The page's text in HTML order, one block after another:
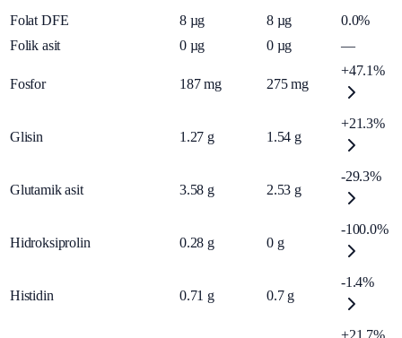
Folat DFE 8 µg 8 µg
0.0%
Folik asit
0 µg 0 µg —
Fosfor 187 mg 275 mg
+47.1%
Glisin 1.27 g 1.54 g
+21.3%
Glutamik asit 3.58 g 2.53 g
-29.3%
Hidroksiprolin 0.28 g 0 g
-100.0%
Histidin 0.71 g 0.7 g
-1.4%